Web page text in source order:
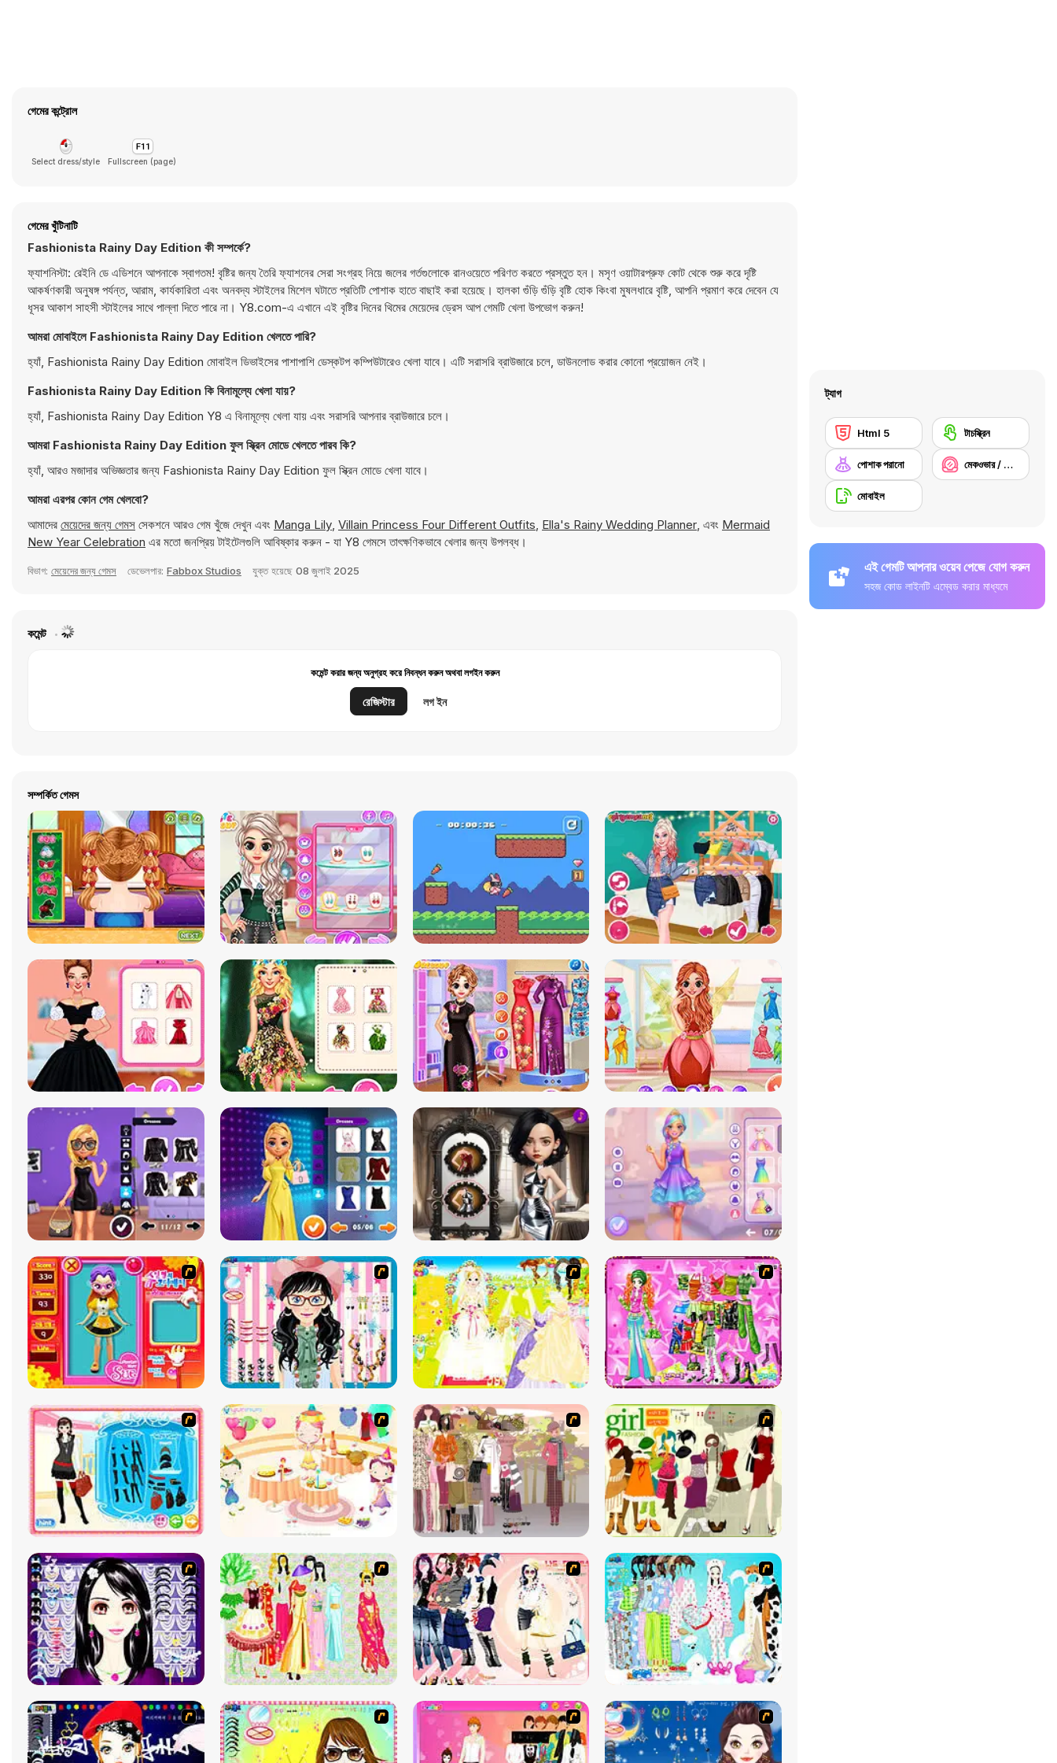
গেমের কন্ট্রোল
Select dress/style Fullscreen (page)
গেমের খুঁটিনাটি
Fashionista Rainy Day Edition কী সম্পর্কে?
ফ্যাশনিস্টা: রেইনি ডে এডিশনে আপনাকে স্বাগতম! বৃষ্টির জন্য তৈরি ফ্যাশনের সেরা সংগ্রহ নিয়ে জলের গর্তগুলোকে রানওয়েতে পরিণত করতে প্রস্তুত হন। মসৃণ ওয়াটারপ্রুফ কোট থেকে শুরু করে দৃষ্টি
আকর্ষণকারী অনুষঙ্গ পর্যন্ত, আরাম, কার্যকারিতা এবং অনবদ্য স্টাইলের মিশেল ঘটাতে প্রতিটি পোশাক হাতে বাছাই করা হয়েছে। হালকা গুঁড়ি গুঁড়ি বৃষ্টি হোক কিংবা মুষলধারে বৃষ্টি, আপনি প্রমাণ করে দেবেন যে
ধূসর আকাশ সাহসী স্টাইলের সাথে পাল্লা দিতে পারে না। Y8.com-এ এখানে এই বৃষ্টির দিনের থিমের মেয়েদের ড্রেস আপ গেমটি খেলা উপভোগ করুন!
আমরা মোবাইলে Fashionista Rainy Day Edition খেলতে পারি?
হ্যাঁ, Fashionista Rainy Day Edition মোবাইল ডিভাইসের পাশাপাশি ডেস্কটপ কম্পিউটারেও খেলা যাবে। এটি সরাসরি ব্রাউজারে চলে, ডাউনলোড করার কোনো প্রয়োজন নেই।
Fashionista Rainy Day Edition কি বিনামূল্যে খেলা যায়?
হ্যাঁ, Fashionista Rainy Day Edition Y8 এ বিনামূল্যে খেলা যায় এবং সরাসরি আপনার ব্রাউজারে চলে।
আমরা Fashionista Rainy Day Edition ফুল স্ক্রিন মোডে খেলতে পারব কি?
হ্যাঁ, আরও মজাদার অভিজ্ঞতার জন্য Fashionista Rainy Day Edition ফুল স্ক্রিন মোডে খেলা যাবে।
আমরা এরপর কোন গেম খেলবো?
আমাদের মেয়েদের জন্য গেমস সেকশনে আরও গেম খুঁজে দেখুন এবং Manga Lily, Villain Princess Four Different Outfits, Ella's Rainy Wedding Planner, এবং Mermaid
New Year Celebration এর মতো জনপ্রিয় টাইটেলগুলি আবিষ্কার করুন - যা Y8 গেমসে তাৎক্ষণিকভাবে খেলার জন্য উপলব্ধ।
বিভাগ: মেয়েদের জন্য গেমস ডেভেলপার: Fabbox Studios যুক্ত হয়েছে 08 জুলাই 2025
কমেন্ট
কমেন্ট করার জন্য অনুগ্রহ করে নিবন্ধন করুন অথবা লগইন করুন
রেজিস্টার লগ ইন
সম্পর্কিত গেমস
ট্যাগ
Html 5 টাচস্ক্রিন
পোশাক পরানো মেকওভার / মেক-আপ
মোবাইল
এই গেমটি আপনার ওয়েব পেজে যোগ করুন
সহজ কোড লাইনটি এম্বেড করার মাধ্যমে